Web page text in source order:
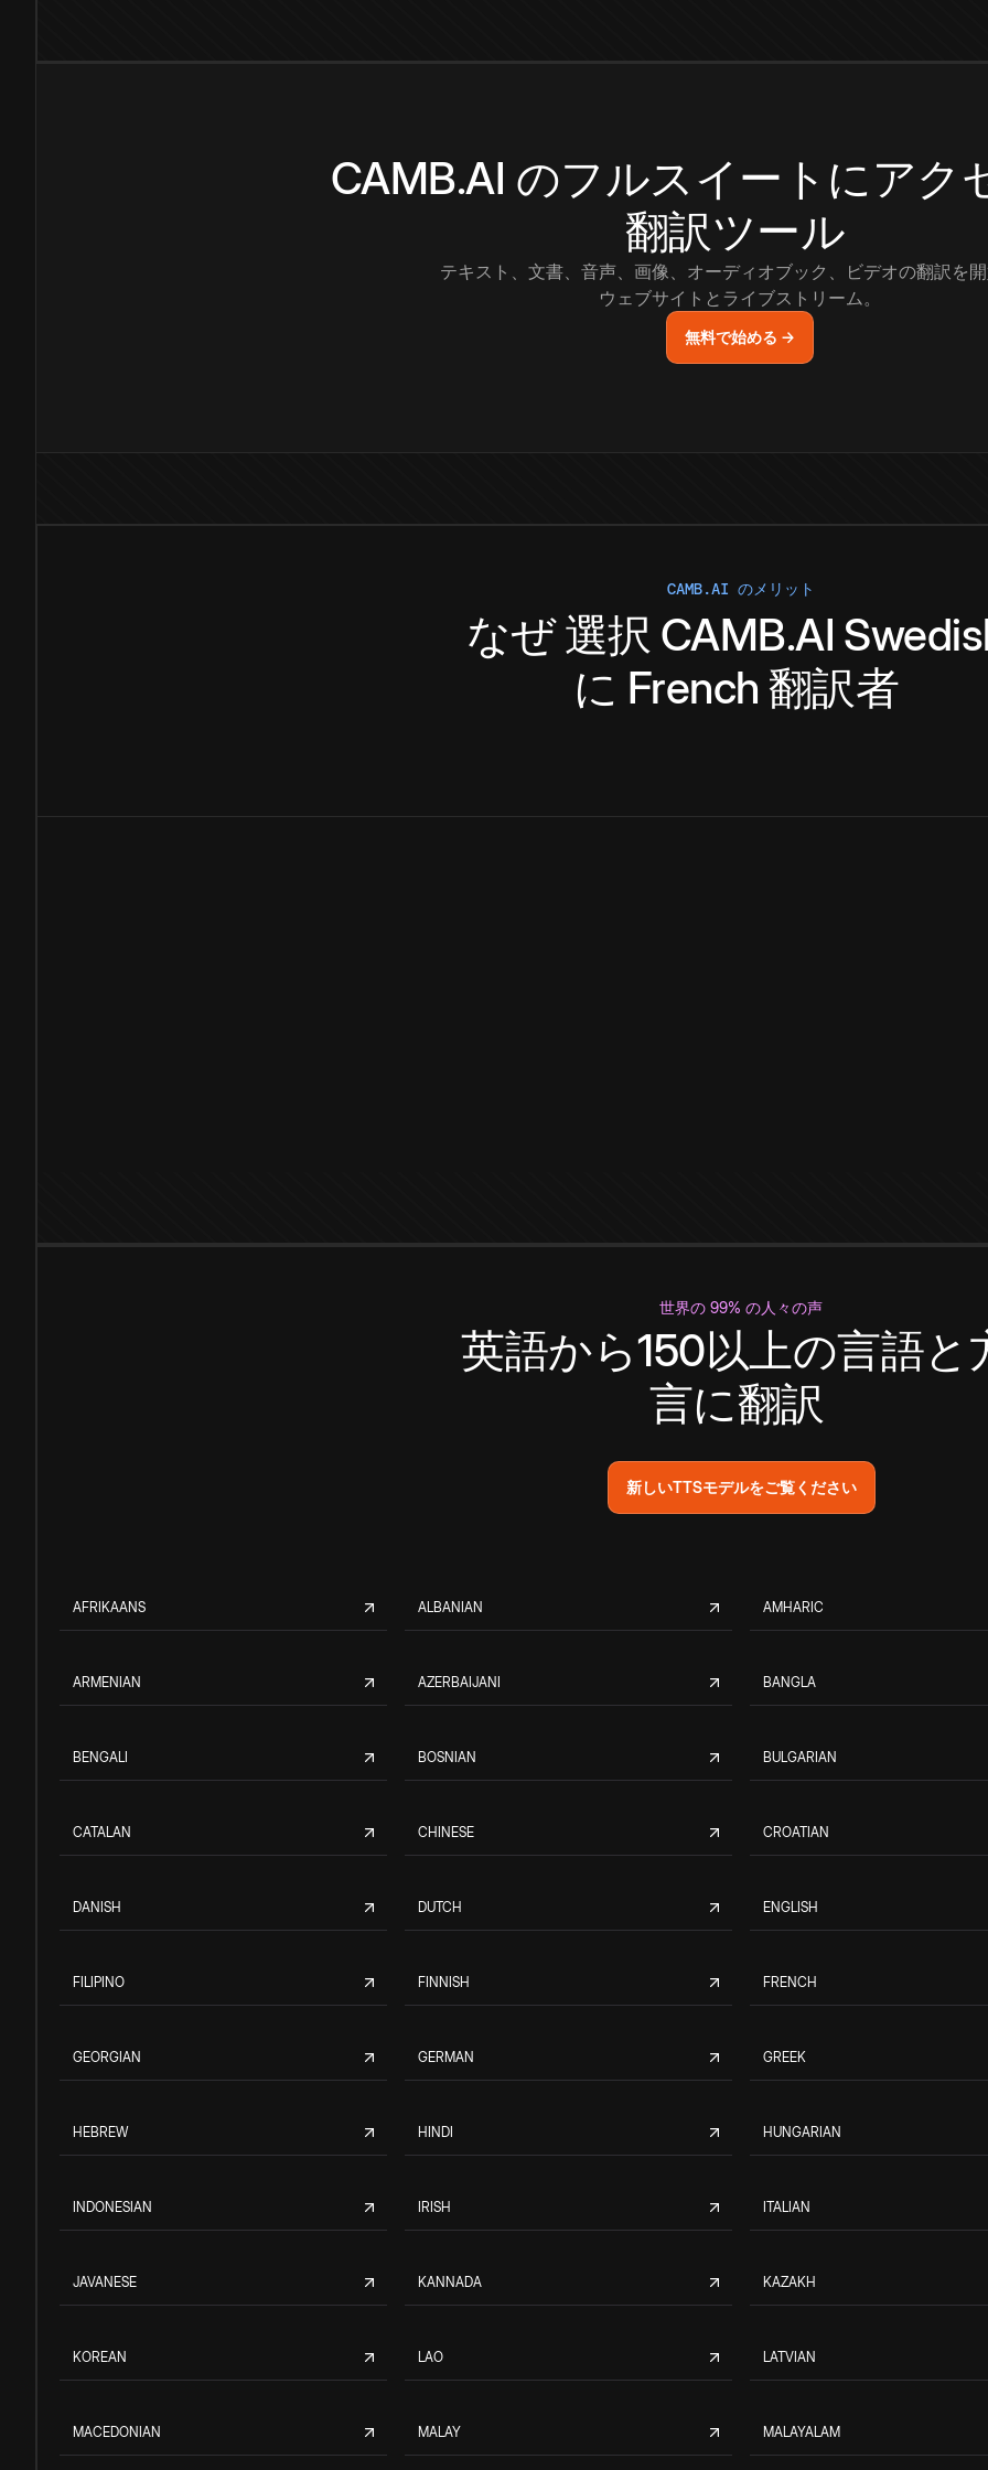
CAMB.AI のフルスイートにアク
翻訳ツール
テキスト、文書、音声、画像、オーディオブック、ビデオの翻訳を
ウェブサイトとライブストリーム。
無料で始める →
CAMB.AI のメリット
なぜ選択 CAMB.AI
に French 翻訳者
世界の 99% の人々の声
英語から150以上の言語と
言に翻訳
新しいTTSモデルをご覧ください
AFRIKAANS ALBANIAN AMHARIC
ARMENIAN AZERBAIJANI BANGLA
BENGALI BOSNIAN BULGARIAN
CATALAN CHINESE CROATIAN
DANISH DUTCH ENGLISH
FILIPINO FINNISH FRENCH
GEORGIAN GERMAN GREEK
HEBREW HINDI HUNGARIAN
INDONESIAN IRISH ITALIAN
JAVANESE KANNADA KAZAKH
KOREAN LAO LATVIAN
MACEDONIAN MALAY MALAYALAM